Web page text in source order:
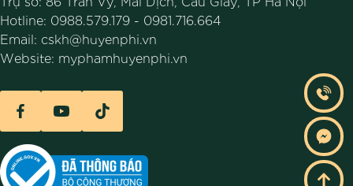
Hotline: 0988.579.179 - 0981.716.664
Email: cskh@huyenphi.vn
Website: myphamhuyenphi.vn